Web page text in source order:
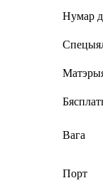
Нумар
Вага
Порт